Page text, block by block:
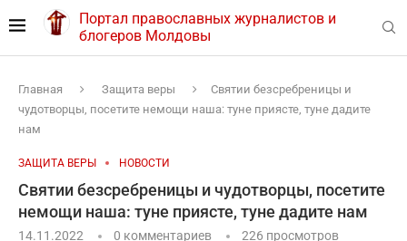
Портал православных журналистов и
блогеров Молдовы
Главная Защита веры
Святии безсребреницы и
чудотворцы, посетите немощи наша: туне приясте, туне дадите
нам
ЗАЩИТА ВЕРЫ НОВОСТИ
Святии безсребреницы и чудотворцы, посетите
немощи наша: туне приясте, туне дадите нам
14.11.2022 0 комментариев 226 просмотров